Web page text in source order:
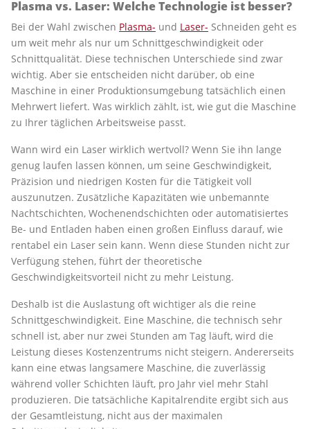
Plasma vs. Laser: Welche Technologie ist besser?
Bei der Wahl zwischen Plasma- und Laser- Schneiden geht es
um weit mehr als nur um Schnittgeschwindigkeit oder
Schnittqualität. Diese technischen Unterschiede sind zwar
wichtig. Aber sie entscheiden nicht darüber, ob eine
Maschine in einer Produktionsumgebung tatsächlich einen
Mehrwert liefert. Was wirklich zählt, ist, wie gut die Maschine
zu Ihrer täglichen Arbeitsweise passt.
Wann wird ein Laser wirklich wertvoll? Wenn Sie ihn lange
genug laufen lassen können, um seine Geschwindigkeit,
Präzision und niedrigen Kosten für die Tätigkeit voll
auszunutzen. Zusätzliche Kapazitäten wie unbemannte
Nachtschichten, Wochenendschichten oder automatisiertes
Be- und Entladen haben einen großen Einfluss darauf, wie
rentabel ein Laser sein kann. Wenn diese Stunden nicht zur
Verfügung stehen, führt der theoretische
Geschwindigkeitsvorteil nicht zu mehr Leistung.
Deshalb ist die Auslastung oft wichtiger als die reine
Schnittgeschwindigkeit. Eine Maschine, die technisch sehr
schnell ist, aber nur zwei Stunden am Tag läuft, wird die
Leistung dieses Kostenzentrums nicht steigern. Andererseits
kann eine etwas langsamere Maschine, die zuverlässig
während voller Schichten läuft, pro Jahr viel mehr Stahl
produzieren. Die tatsächliche Kapitalrendite ergibt sich aus
der Gesamtleistung, nicht aus der maximalen